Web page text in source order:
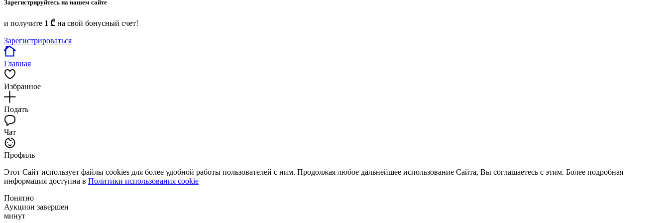
Зарегистрируйтесь на нашем сайте
и получите 1 ₾ на свой бонусный счет!
Зарегистрироваться
Главная
Избранное
Подать
Чат
Профиль
Этот Сайт использует файлы cookies для более удобной работы пользователей с ним. Продолжая любое дальнейшее использование Сайта, Вы соглашаетесь с этим. Более подробная
информация доступна в Политики использования cookie
Понятно
Аукцион завершен
минут